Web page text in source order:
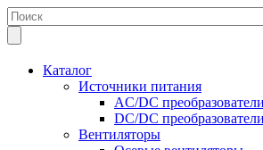
Каталог
Источники питания
AC/DC преобразователи
DC/DC преобразователи
Вентиляторы